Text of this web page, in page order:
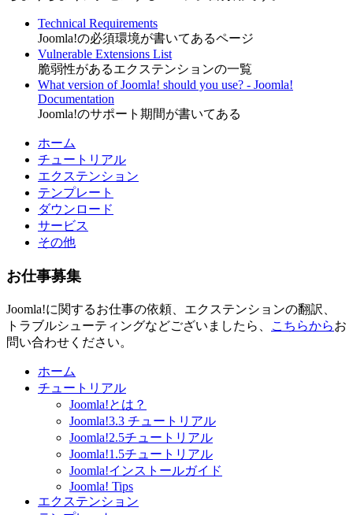
Technical Requirements
Joomla!の必須環境が書いてあるページ
Vulnerable Extensions List
脆弱性があるエクステンションの一覧
What version of Joomla! should you use? - Joomla!
Documentation
Joomla!のサポート期間が書いてある
ホーム
チュートリアル
エクステンション
テンプレート
ダウンロード
サービス
その他
お仕事募集
Joomla!に関するお仕事の依頼、エクステンションの翻訳、
トラブルシューティングなどございましたら、
こちらからお
問い合わせください。
ホーム
チュートリアル
Joomla!とは？
Joomla!3.3 チュートリアル
Joomla!2.5チュートリアル
Joomla!1.5チュートリアル
Joomla!インストールガイド
Joomla! Tips
エクステンション